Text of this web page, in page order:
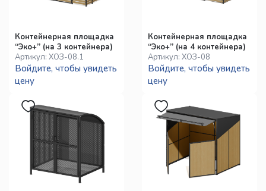
Контейнерная площадка
“Эко+” (на 3 контейнера)
Артикул:ХОЗ-08.1
Войдите, чтобы увидеть
цену
Контейнерная площадка
“Эко+” (на 4 контейнера)
Артикул: ХОЗ-08
Войдите, чтобы увидеть
цену